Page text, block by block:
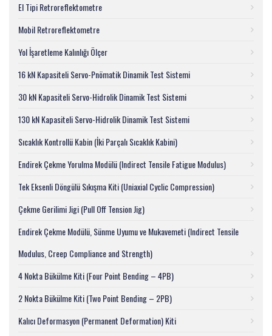
El Tipi Retroreflektometre
Mobil Retroreflektometre
Yol İşaretleme Kalınlığı Ölçer
16 kN Kapasiteli Servo-Pnömatik Dinamik Test Sistemi
30 kN Kapasiteli Servo-Hidrolik Dinamik Test Sistemi
130 kN Kapasiteli Servo-Hidrolik Dinamik Test Sistemi
Sıcaklık Kontrollü Kabin (İki Parçalı Sıcaklık Kabini)
Endirek Çekme Yorulma Modülü (Indirect Tensile Fatigue Modulus)
Tek Eksenli Döngülü Sıkışma Kiti (Uniaxial Cyclic Compression)
Çekme Gerilimi Jigi (Pull Off Tension Jig)
Endirek Çekme Modülü, Sünme Uyumu ve Mukavemeti (Indirect Tensile
Modulus, Creep Compliance and Strength)
4 Nokta Bükülme Kiti (Four Point Bending – 4PB)
2 Nokta Bükülme Kiti (Two Point Bending – 2PB)
Kalıcı Deformasyon (Permanent Deformation) Kiti